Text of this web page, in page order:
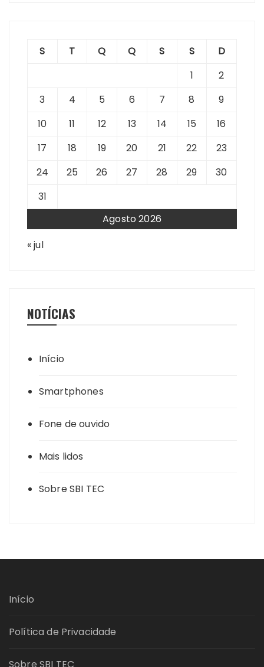
Agosto 2026
S T Q Q S S
D
1
2
3
4 5 6 7 8
9
10
11 12 13 14 15
16
17
18 19 20 21 22
23
24
25 26 27 28 29
30
31
« jul
NOTÍCIAS
Início
Smartphones
Fone de ouvido
Mais lidos
Sobre SBI TEC
Início
Política de Privacidade